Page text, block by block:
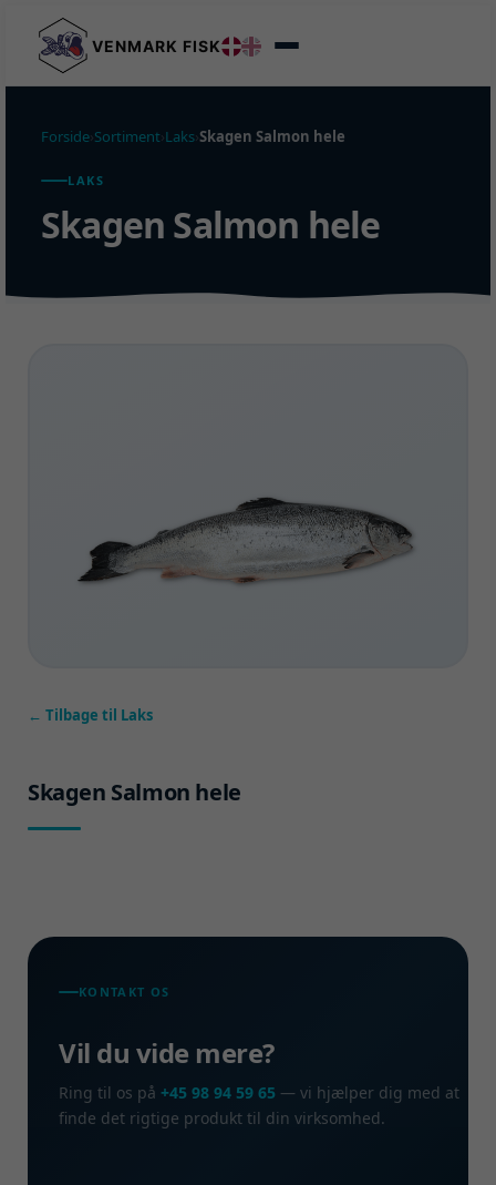
VENMARK FISK
Forside Sortiment Laks Skagen Salmon hele
LAKS
Skagen Salmon hele
← Tilbage til Laks
Skagen Salmon hele
KONTAKT OS
Vil du vide mere?
Ring til os på +45 98 94 59 65 — vi hjælper dig med at
finde det rigtige produkt til din virksomhed.